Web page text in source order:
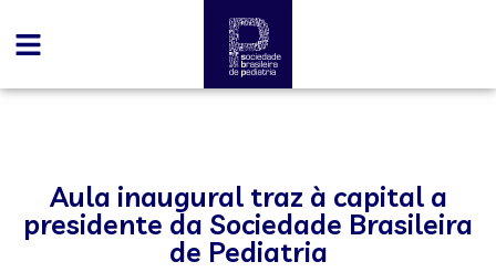
Aula inaugural traz à capital a
presidente da Sociedade Brasileira
de Pediatria